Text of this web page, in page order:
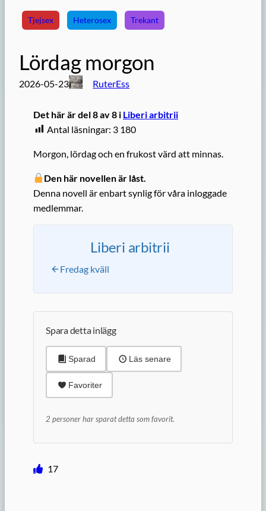
Tjejsex Heterosex Trekant
Lördag morgon
2026-05-23 RuterEss
Det här är del 8 av 8 i Liberi arbitrii
Antal läsningar: 3 180
Morgon, lördag och en frukost värd att minnas.
Den här novellen är låst.
Denna novell är enbart synlig för våra inloggade
medlemmar.
Liberi arbitrii
Fredag kväll
Spara detta inlägg
Sparad Läs senare
Favoriter
2 personer har sparat detta som favorit.
17